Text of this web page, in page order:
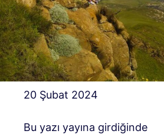
20 Şubat 2024
Bu yazı yayına girdiğinde